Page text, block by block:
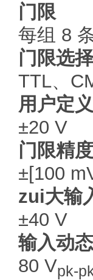
门限
每组 8
门限选择
TTL、
用户定
±20 V
门限精度
±[100
zui大输
±40 V
输入动
80 Vpk-